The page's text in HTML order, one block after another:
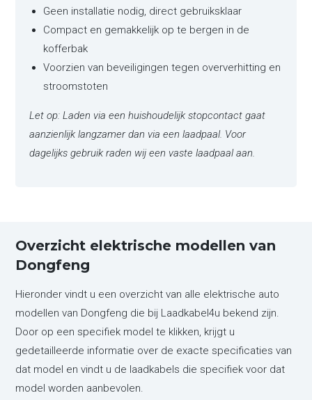
Geen installatie nodig, direct gebruiksklaar
Compact en gemakkelijk op te bergen in de
kofferbak
Voorzien van beveiligingen tegen oververhitting en
stroomstoten
Let op: Laden via een huishoudelijk stopcontact gaat
aanzienlijk langzamer dan via een laadpaal. Voor
dagelijks gebruik raden wij een vaste laadpaal aan.
Overzicht elektrische modellen van
Dongfeng
Hieronder vindt u een overzicht van alle elektrische auto
modellen van Dongfeng die bij Laadkabel4u bekend zijn.
Door op een specifiek model te klikken, krijgt u
gedetailleerde informatie over de exacte specificaties van
dat model en vindt u de laadkabels die specifiek voor dat
model worden aanbevolen.